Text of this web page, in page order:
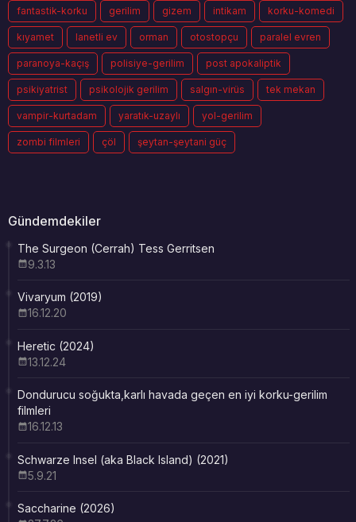
fantastik-korku gerilim gizem intikam korku-komedi
kıyamet lanetli ev orman otostopçu paralel evren
paranoya-kaçış polisiye-gerilim post apokaliptik
psikiyatrist psikolojik gerilim salgın-virüs tek mekan
vampir-kurtadam yaratık-uzaylı yol-gerilim
zombi filmleri çöl şeytan-şeytani güç
Gündemdekiler
The Surgeon (Cerrah) Tess Gerritsen
9.3.13
Vivaryum (2019)
16.12.20
Heretic (2024)
13.12.24
Dondurucu soğukta,karlı havada geçen en iyi korku-gerilim
filmleri
16.12.13
Schwarze Insel (aka Black Island) (2021)
5.9.21
Saccharine (2026)